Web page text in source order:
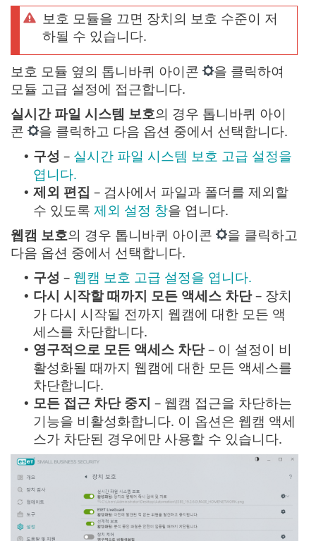
보호 모듈을 끄면 장치의 보호 수준이 저
하될 수 있습니다.
보호 모듈 옆의 톱니바퀴 아이콘
을 클릭하여
모듈 고급 설정에 접근합니다.
실시간 파일 시스템 보호의 경우 톱니바퀴 아이
콘
을 클릭하고 다음 옵션 중에서 선택합니다.
• 구성 – 실시간 파일 시스템 보호 고급 설정을
엽니다.
• 제외 편집 – 검사에서 파일과 폴더를 제외할
수 있도록 제외 설정 창을 엽니다.
웹캠 보호의 경우 톱니바퀴 아이콘
을 클릭하고
다음 옵션 중에서 선택합니다.
• 구성 – 웹캠 보호 고급 설정을 엽니다.
• 다시 시작할 때까지 모든 액세스 차단– 장치
가 다시 시작될 전까지 웹캠에 대한 모든 액
세스를 차단합니다.
• 영구적으로 모든 액세스 차단– 이 설정이 비
활성화될 때까지 웹캠에 대한 모든 액세스를
차단합니다.
• 모든 접근 차단 중지 – 웹캠 접근을 차단하는
기능을 비활성화합니다. 이 옵션은 웹캠 액세
스가 차단된 경우에만 사용할 수 있습니다.